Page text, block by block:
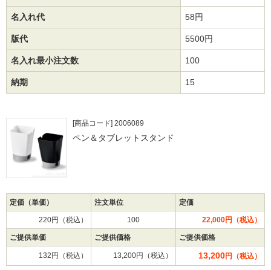
名入れ代 58円
版代 5500円
名入れ最小注文数 100
納期 15
[商品コード] 2006089
ペン＆タブレットスタンド
定価（単価） 注文単位 定価
220円（税込） 100 22,000円（税込）
ご提供単価 ご提供価格 ご提供価格
132円（税込） 13,200円（税込） 13,200円（税込）